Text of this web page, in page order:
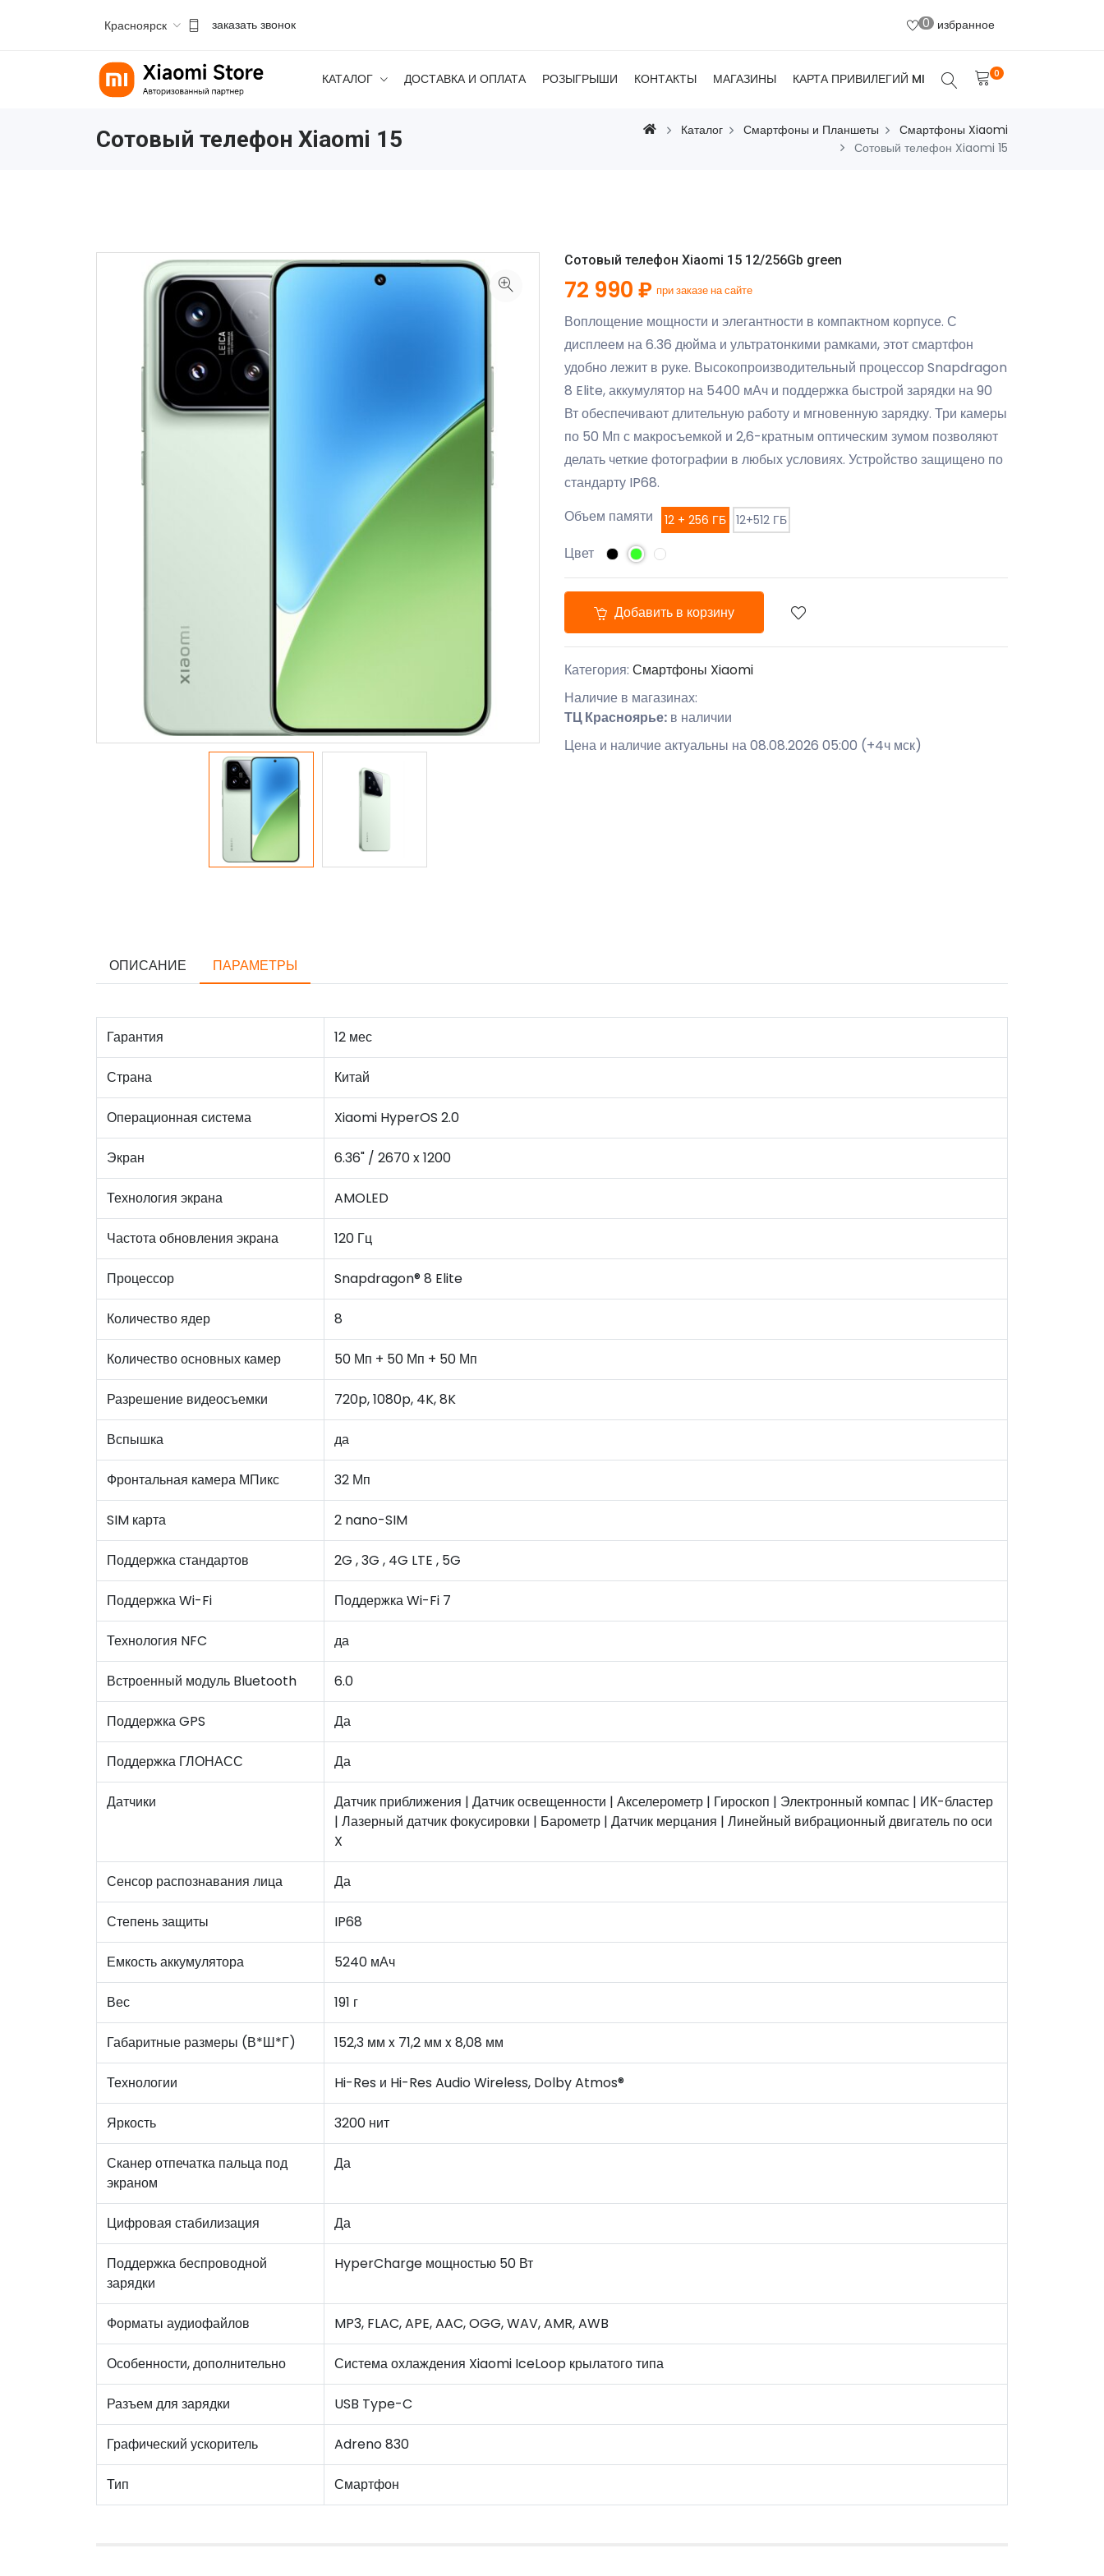
Красноярск заказать звонок 0 избранное
КАТАЛОГ ДОСТАВКА И ОПЛАТА РОЗЫГРЫШИ КОНТАКТЫ МАГАЗИНЫ КАРТА ПРИВИЛЕГИЙ MI 0
Сотовый телефон Xiaomi 15 Каталог Смартфоны и Планшеты
Смартфоны Xiaomi
Сотовый телефон Xiaomi 15
Сотовый телефон Xiaomi 15 12/256Gb green
72 990 ₽ при заказе на сайте
Воплощение мощности и элегантности в компактном корпусе. С
дисплеем на 6.36 дюйма и ультратонкими рамками, этот смартфон
удобно лежит в руке. Высокопроизводительный процессор Snapdragon
8 Elite, аккумулятор на 5400 мАч и поддержка быстрой зарядки на 90
Вт обеспечивают длительную работу и мгновенную зарядку. Три камеры
по 50 Мп с макросъемкой и 2,6-кратным оптическим зумом позволяют
делать четкие фотографии в любых условиях. Устройство защищено по
стандарту IP68.
Объем памяти
12 + 256 ГБ 12+512 ГБ
Цвет
Добавить в корзину
Категория: Смартфоны Xiaomi
Наличие в магазинах:
ТЦ Красноярье: в наличии
Цена и наличие актуальны на 08.08.2026 05:00 (+4ч мск)
ОПИСАНИЕ ПАРАМЕТРЫ
Гарантия 12 мес
Страна Китай
Операционная система Xiaomi HyperOS 2.0
Экран 6.36" / 2670 x 1200
Технология экрана AMOLED
Частота обновления экрана 120 Гц
Процессор Snapdragon® 8 Elite
Количество ядер 8
Количество основных камер 50 Мп + 50 Мп + 50 Мп
Разрешение видеосъемки 720p, 1080p, 4K, 8K
Вспышка да
Фронтальная камера МПикс 32 Мп
SIM карта 2 nano-SIM
Поддержка стандартов 2G , 3G , 4G LTE , 5G
Поддержка Wi-Fi Поддержка Wi-Fi 7
Технология NFC да
Встроенный модуль Bluetooth 6.0
Поддержка GPS Да
Поддержка ГЛОНАСС Да
Датчики
Датчик приближения | Датчик освещенности | Акселерометр | Гироскоп | Электронный компас | ИК-бластер
| Лазерный датчик фокусировки | Барометр | Датчик мерцания | Линейный вибрационный двигатель по оси
X
Сенсор распознавания лица Да
Степень защиты IP68
Емкость аккумулятора 5240 мАч
Вес 191 г
Габаритные размеры (В*Ш*Г) 152,3 мм x 71,2 мм x 8,08 мм
Технологии Hi-Res и Hi-Res Audio Wireless, Dolby Atmos®
Яркость 3200 нит
Сканер отпечатка пальца под
экраном
Да
Цифровая стабилизация Да
Поддержка беспроводной
зарядки
HyperCharge мощностью 50 Вт
Форматы аудиофайлов MP3, FLAC, APE, AAC, OGG, WAV, AMR, AWB
Особенности, дополнительно Система охлаждения Xiaomi IceLoop крылатого типа
Разъем для зарядки USB Type-C
Графический ускоритель Adreno 830
Тип Смартфон